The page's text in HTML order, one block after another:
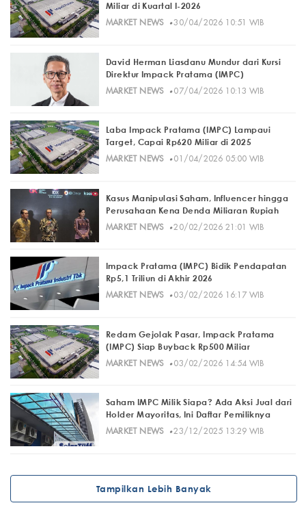
Miliar di Kuartal I-2026
MARKET NEWS· 30/04/2026 10:51 WIB
David Herman Liasdanu Mundur dari Kursi
Direktur Impack Pratama (IMPC)
MARKET NEWS· 07/04/2026 10:13 WIB
Laba Impack Pratama (IMPC) Lampaui
Target, Capai Rp620 Miliar di 2025
MARKET NEWS· 01/04/2026 05:00 WIB
Kasus Manipulasi Saham, Influencer hingga
Perusahaan Kena Denda Miliaran Rupiah
MARKET NEWS· 20/02/2026 21:01 WIB
Impack Pratama (IMPC) Bidik Pendapatan
Rp5,1 Triliun di Akhir 2026
MARKET NEWS· 03/02/2026 16:17 WIB
Redam Gejolak Pasar, Impack Pratama
(IMPC) Siap Buyback Rp500 Miliar
MARKET NEWS· 03/02/2026 14:54 WIB
Saham IMPC Milik Siapa? Ada Aksi Jual dari
Holder Mayoritas, Ini Daftar Pemiliknya
MARKET NEWS· 23/12/2025 13:29 WIB
Tampilkan Lebih Banyak